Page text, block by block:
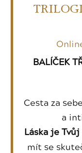
BALÍČEK
Cesta za
a
Láska je
mít se